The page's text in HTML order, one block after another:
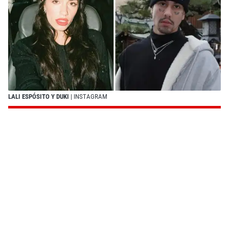
LALI ESPÓSITO Y DUKI | INSTAGRAM